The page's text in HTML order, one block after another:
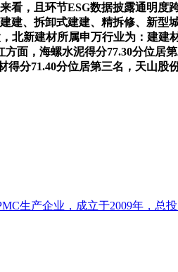
看，且环节ESG数据披露通明
建、拆卸式建建、精拆修、新
北新建材所属申万行业为：建
面，海螺水泥得分77.30分位
分71.40分位居第三名，天山股
生产企业，成立于2009年，总